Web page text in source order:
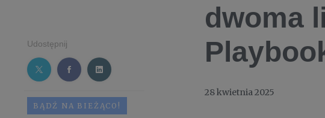
Udostępnij
BĄDŹ NA BIEŻĄCO!
dwoma
28 kwietnia 2025